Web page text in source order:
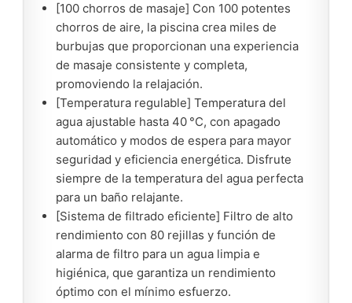
[100 chorros de masaje] Con 100 potentes
chorros de aire, la piscina crea miles de
burbujas que proporcionan una experiencia
de masaje consistente y completa,
promoviendo la relajación.
[Temperatura regulable] Temperatura del
agua ajustable hasta 40 °C, con apagado
automático y modos de espera para mayor
seguridad y eficiencia energética. Disfrute
siempre de la temperatura del agua perfecta
para un baño relajante.
[Sistema de filtrado eficiente] Filtro de alto
rendimiento con 80 rejillas y función de
alarma de filtro para un agua limpia e
higiénica, que garantiza un rendimiento
óptimo con el mínimo esfuerzo.